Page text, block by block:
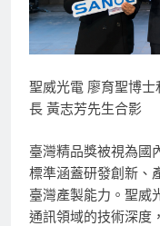
聖威光電 廖育聖博
長 黃志芳先生合影
臺灣精品獎被視為國
標準涵蓋研發創新、
臺灣產製能力。聖威
通訊領域的技術深度